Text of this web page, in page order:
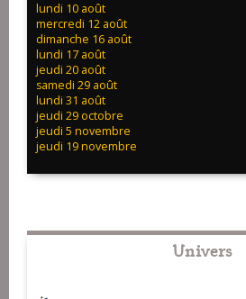
lundi 10 août
mercredi 12 août
dimanche 16 août
lundi 17 août
jeudi 20 août
samedi 29 août
lundi 31 août
jeudi 29 octobre
jeudi 5 novembre
jeudi 19 novembre
Univers